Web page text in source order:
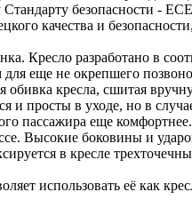
безопасности -
качества и
Кресло разработано в
для еще не окрепшего
обивка кресла, сшитая
просты в уходе, но в
пассажира еще комфортнее.
Высокие боковины и
в кресле
использовать её как